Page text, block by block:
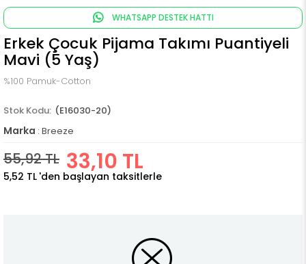
WHATSAPP DESTEK HATTI
Erkek Çocuk Pijama Takımı Puantiyeli
Mavi (5 Yaş)
%100 Pamuk-Cotton
(E16030-20)
Marka : Breeze
55,92 TL 33,10 TL
5,52 TL 'den başlayan taksitlerle